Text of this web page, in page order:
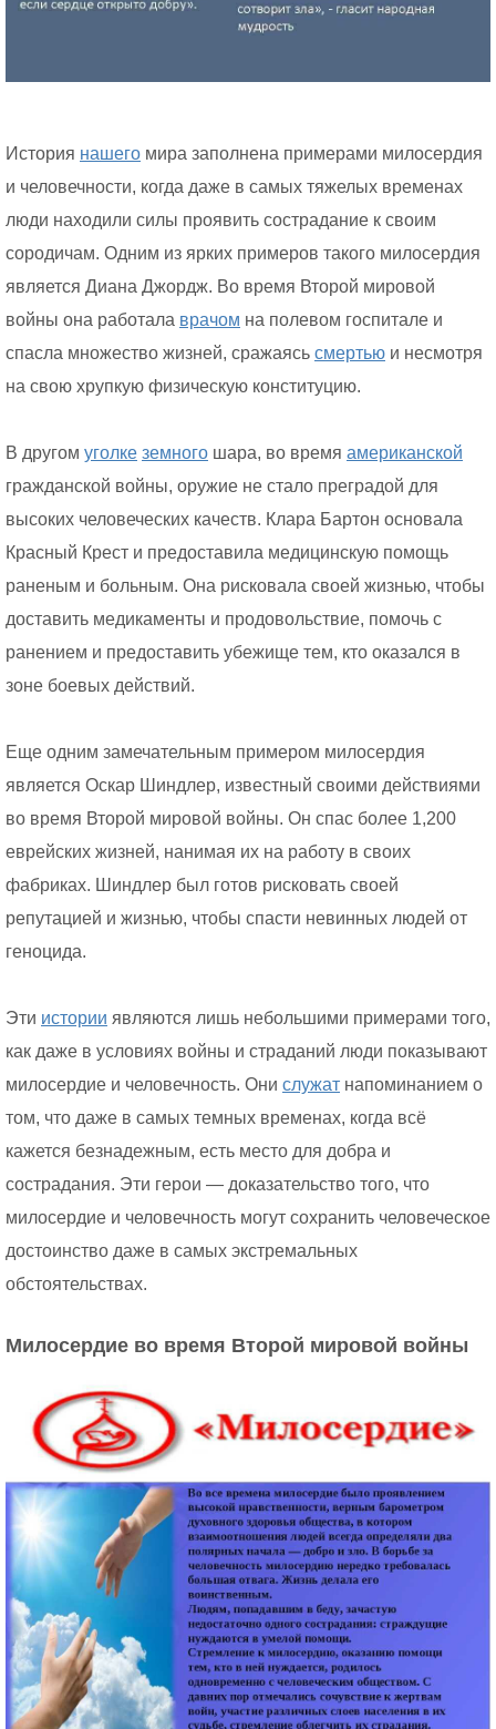
История нашего мира заполнена примерами милосердия
и человечности, когда даже в самых тяжелых временах
люди находили силы проявить сострадание к своим
сородичам. Одним из ярких примеров такого милосердия
является Диана Джордж. Во время Второй мировой
войны она работала врачом на полевом госпитале и
спасла множество жизней, сражаясь смертью и несмотря
на свою хрупкую физическую конституцию.
В другом уголке земного шара, во время американской
гражданской войны, оружие не стало преградой для
высоких человеческих качеств. Клара Бартон основала
Красный Крест и предоставила медицинскую помощь
раненым и больным. Она рисковала своей жизнью, чтобы
доставить медикаменты и продовольствие, помочь с
ранением и предоставить убежище тем, кто оказался в
зоне боевых действий.
Еще одним замечательным примером милосердия
является Оскар Шиндлер, известный своими действиями
во время Второй мировой войны. Он спас более 1,200
еврейских жизней, нанимая их на работу в своих
фабриках. Шиндлер был готов рисковать своей
репутацией и жизнью, чтобы спасти невинных людей от
геноцида.
Эти истории являются лишь небольшими примерами того,
как даже в условиях войны и страданий люди показывают
милосердие и человечность. Они служат напоминанием о
том, что даже в самых темных временах, когда всё
кажется безнадежным, есть место для добра и
сострадания. Эти герои — доказательство того, что
милосердие и человечность могут сохранить человеческое
достоинство даже в самых экстремальных
обстоятельствах.
Милосердие во время Второй мировой войны